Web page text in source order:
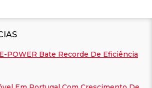
POWER Bate Recorde De Eficiência